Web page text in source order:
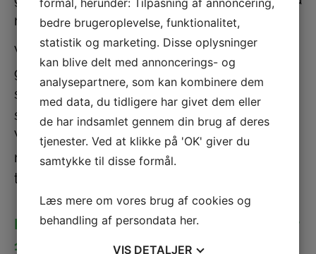
montøren har udført på dit gasfyr.
Vi har mange års erfaring i gaskedler. Det
giver dig en sikkerhed for veludført arbejde,
så du kan føle dig tryg med dit gasfyr, og
samtidigt holde omkostningerne helt nede.
Vi hjælper dig uanset om du skal have
monteret et nyt gasfyr eller dit nuværende
trænger til service.
Prisen for et hovedeftersyn af dit gasfyr er
1.620 kr. inkl. moms
bedre brugeroplevelse, funktionalitet,
statistik og marketing. Disse oplysninger
kan blive delt med annoncerings- og
analysepartnere, som kan kombinere dem
med data, du tidligere har givet dem eller
de har indsamlet gennem din brug af deres
tjenester. Ved at klikke på 'OK' giver du
samtykke til disse formål.
Læs mere om vores brug af cookies og
behandling af persondata her.
VIS DETALJER